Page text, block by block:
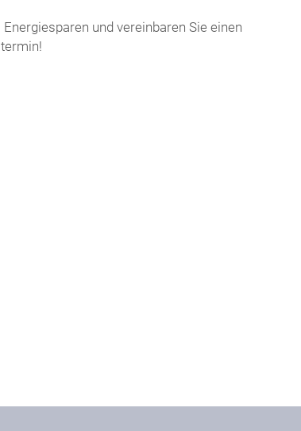
und vereinbaren Sie einen